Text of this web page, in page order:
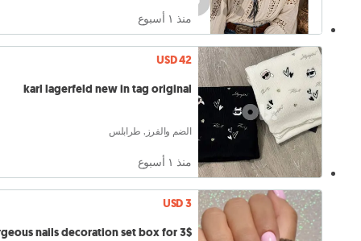
منذ ١ أسبوع
USD 42
karl lagerfeld new in tag original
الضم والفرز, طرابلس
منذ ١ أسبوع
USD 3
nails decoration set box for 3$